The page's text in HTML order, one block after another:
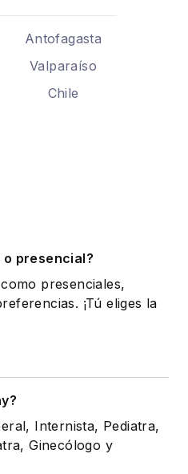
Antofagasta
Valparaíso
Chile
o presencial?
presenciales,
¡Tú eliges la
Internista, Pediatra,
Ginecólogo y